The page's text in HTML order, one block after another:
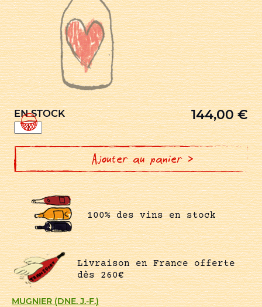
MUGNIER (DNE. J.-F.)
EN STOCK 144,00€
quantité
de
1er
CRU
CLOS
DE
LA
MARECHALE
BLANC
Ajouter au panier >
100% des vins en stock
Livraison en France offerte
dès 260€